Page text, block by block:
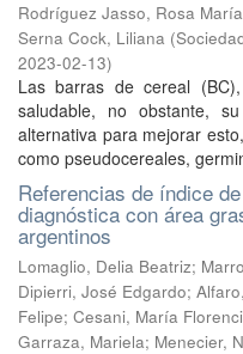
Rodríguez Jasso, Rosa María
Serna Cock, Liliana (
2023-02-13)
Las barras de cereal
saludable, no obstante,
alternativa para mejorar
como pseudocereales,
Referencias de índice
diagnóstica con área
argentinos
Lomaglio, Delia Beatriz;
Dipierri, José Edgardo;
Felipe; Cesani, María
Garraza, Mariela; Menecier,